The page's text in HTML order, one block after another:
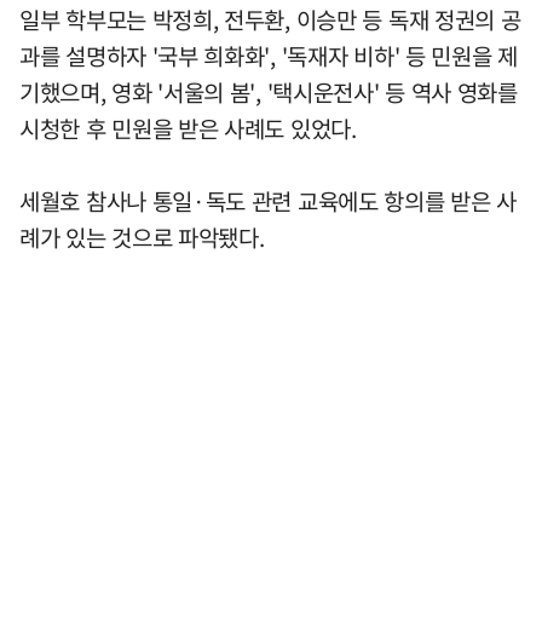
일부 학부모는 박정희, 전두환, 이승만 등 독재 정권의 공
과를 설명하자 '국부 희화화', '독재자 비하' 등 민원을 제
기했으며, 영화 '서울의 봄', '택시운전사' 등 역사 영화를
시청한 후 민원을 받은 사례도 있었다.
세월호 참사나 통일·독도 관련 교육에도 항의를 받은 사
례가 있는 것으로 파악됐다.